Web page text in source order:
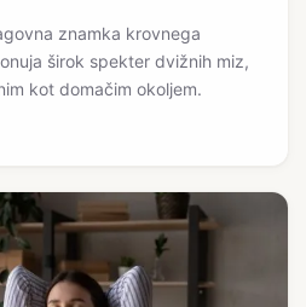
znamka krovnega
širok spekter dvižnih miz,
kot domačim okoljem.